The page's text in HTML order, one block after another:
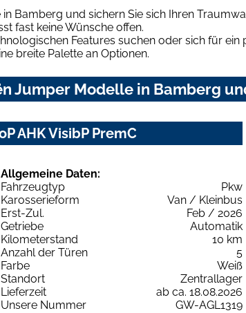
Bamberg und sichern Sie sich Ihren
fast keine Wünsche offen.
Features suchen oder sich für
breite Palette an Optionen.
Jumper Modelle in Bamberg
AHK VisibP PremC
Allgemeine Daten:
Fahrzeugtyp
Pkw
Karosserieform
Van / Kleinbus
Erst-Zul.
Feb / 2026
Getriebe
Automatik
Kilometerstand
10 km
Anzahl der Türen
5
Farbe
Weiß
Standort
Zentrallager
Lieferzeit
ab ca. 18.08.2026
Unsere Nummer
GW-AGL1319